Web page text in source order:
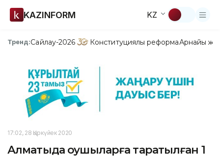
KAZINFORM KZ
Тренд:Сайлау-2026 Конституциялық реформаАрнайы
17:02, 28 Қыркүйек 2020
Алматыда оқушыларға таратылған 1